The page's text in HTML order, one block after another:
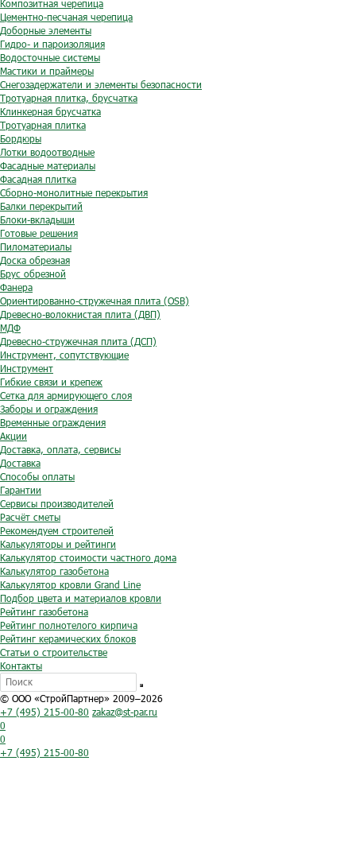
Композитная черепица
Цементно-песчаная черепица
Доборные элементы
Гидро- и пароизоляция
Водосточные системы
Мастики и праймеры
Снегозадержатели и элементы безопасности
Тротуарная плитка, брусчатка
Клинкерная брусчатка
Тротуарная плитка
Бордюры
Лотки водоотводные
Фасадные материалы
Фасадная плитка
Сборно-монолитные перекрытия
Балки перекрытий
Блоки-вкладыши
Готовые решения
Пиломатериалы
Доска обрезная
Брус обрезной
Фанера
Ориентированно-стружечная плита (OSB)
Древесно-волокнистая плита (ДВП)
МДФ
Древесно-стружечная плита (ДСП)
Инструмент, сопутствующие
Инструмент
Гибкие связи и крепеж
Сетка для армирующего слоя
Заборы и ограждения
Временные ограждения
Акции
Доставка, оплата, сервисы
Доставка
Способы оплаты
Гарантии
Сервисы производителей
Расчёт сметы
Рекомендуем строителей
Калькуляторы и рейтинги
Калькулятор стоимости частного дома
Калькулятор газобетона
Калькулятор кровли Grand Line
Подбор цвета и материалов кровли
Рейтинг газобетона
Рейтинг полнотелого кирпича
Рейтинг керамических блоков
Статьи о строительстве
Контакты
© ООО «СтройПартнер» 2009–2026
+7 (495) 215-00-80 zakaz@st-par.ru
0
0
+7 (495) 215-00-80